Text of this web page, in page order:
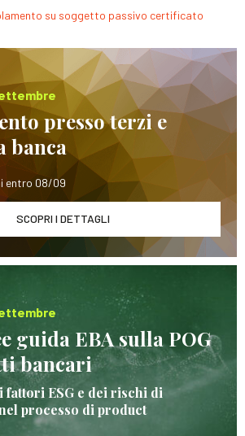
su soggetto passivo certificato
presso terzi e
banca
entro 08/09
SCOPRI I DETTAGLI
guida EBA sulla POG
bancari
fattori ESG e dei rischi di
processo di product